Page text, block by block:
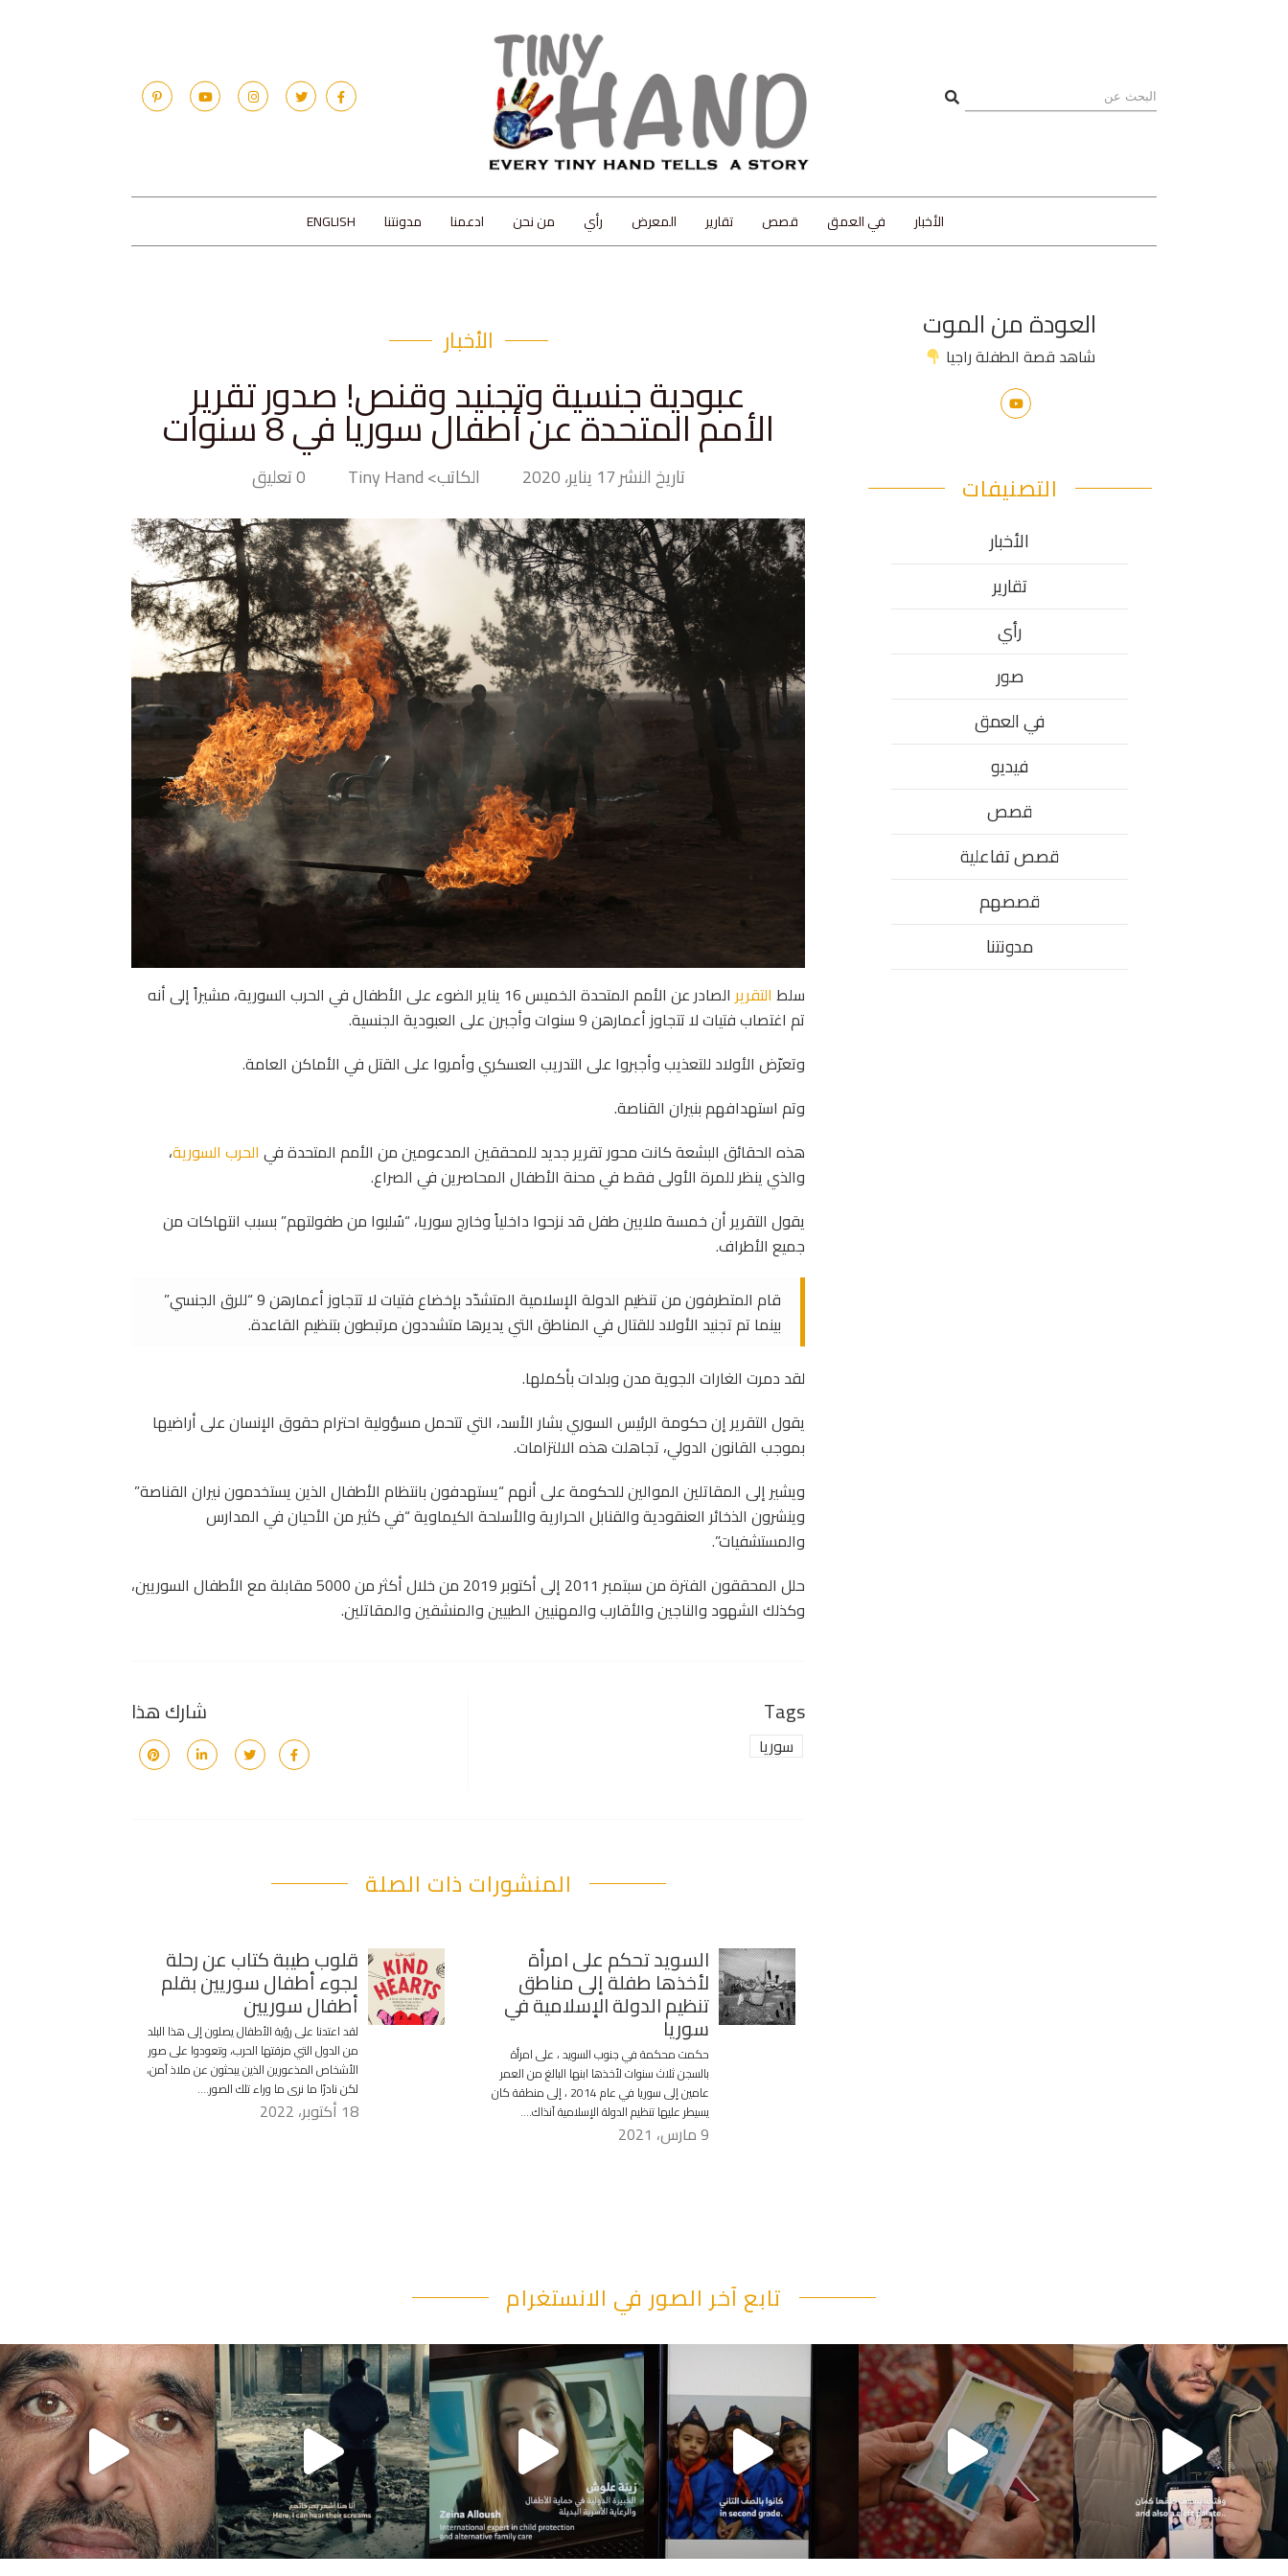
الأخبار في العمق قصص تقارير المعرض رأي من نحن ادعمنا مدونتنا ENGLISH
الأخبار
عبودية جنسية وتجنيد وقنص! صدور تقرير
الأمم المتحدة عن أطفال سوريا في 8 سنوات
تاريخ النشر 17 يناير، 2020 الكاتب> Tiny Hand 0 تعليق
سلط التقرير
الصادر عن الأمم المتحدة الخميس 16 يناير الضوء على الأطفال في الحرب السورية، مشيراً إلى أنه
تم اغتصاب فتيات لا تتجاوز أعمارهن 9 سنوات وأجبرن على العبودية الجنسية.
وتعرّض الأولاد للتعذيب وأجبروا على التدريب العسكري وأمروا على القتل في الأماكن العامة.
وتم استهدافهم بنيران القناصة.
هذه الحقائق البشعة كانت محور تقرير جديد للمحققين المدعومين من الأمم المتحدة فيالحرب السورية،
والذي ينظر للمرة الأولى فقط في محنة الأطفال المحاصرين في الصراع.
يقول التقرير أن خمسة ملايين طفل قد نزحوا داخلياً وخارج سوريا، “سُلبوا من طفولتهم” بسبب انتهاكات من
جميع الأطراف.
قام المتطرفون من تنظيم الدولة الإسلامية المتشدّد بإخضاع فتيات لا تتجاوز أعمارهن 9 “للرق الجنسي”
بينما تم تجنيد الأولاد للقتال في المناطق التي يديرها متشددون مرتبطون بتنظيم القاعدة.
لقد دمرت الغارات الجوية مدن وبلدات بأكملها.
يقول التقرير إن حكومة الرئيس السوري بشار الأسد، التي تتحمل مسؤولية احترام حقوق الإنسان على أراضيها
بموجب القانون الدولي، تجاهلت هذه الالتزامات.
ويشير إلى المقاتلين الموالين للحكومة على أنهم “يستهدفون بانتظام الأطفال الذين يستخدمون نيران القناصة”
وينشرون الذخائر العنقودية والقنابل الحرارية والأسلحة الكيماوية “في كثير من الأحيان في المدارس
والمستشفيات”.
حلل المحققون الفترة من سبتمبر 2011 إلى أكتوبر 2019 من خلال أكثر من 5000 مقابلة مع الأطفال السوريين،
وكذلك الشهود والناجين والأقارب والمهنيين الطبيين والمنشقين والمقاتلين.
شارك هذا Tags
سوريا
المنشورات ذات الصلة
قلوب طيبة كتاب عن رحلة
لجوء أطفال سوريين بقلم
أطفال سوريين
لقد اعتدنا على رؤية الأطفال يصلون إلى هذا البلد
من الدول التي مزقتها الحرب، وتعودوا على صور
الأشخاص المذعورين الذين يبحثون عن ملاذ آمن،
لكن نادرًا ما نرى ما وراء تلك الصور….
18 أكتوبر، 2022
السويد تحكم على امرأة
لأخذها طفلة إلى مناطق
تنظيم الدولة الإسلامية في
سوريا
حكمت محكمة في جنوب السويد ، على امرأة
بالسجن ثلاث سنوات لأخذها ابنها البالغ من العمر
عامين إلى سوريا في عام 2014 ، إلى منطقة كان
يسيطر عليها تنظيم الدولة الإسلامية آنذاك….
9 مارس، 2021
العودة من الموت
شاهد قصة الطفلة راجيا
التصنيفات
الأخبار
تقارير
رأي
صور
في العمق
فيديو
قصص
قصص تفاعلية
قصصهم
مدونتنا
تابع آخر الصور في الانستغرام
“وقت بيمرق العيد.. ببكي.” ف "قصرنا كتير بحقهم" يقول أبو